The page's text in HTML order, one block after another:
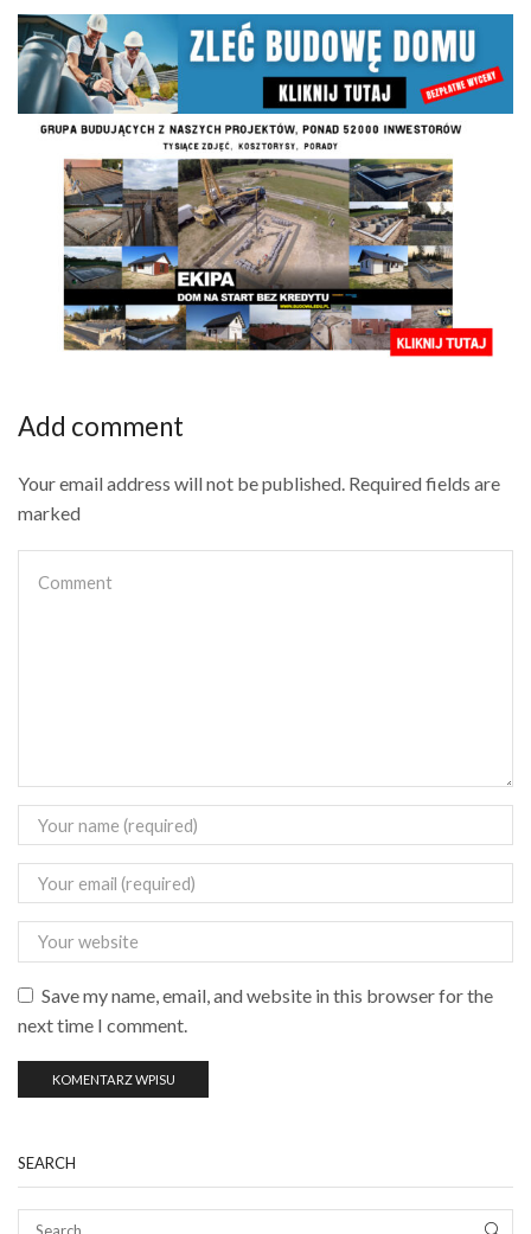
Add comment
Your email address will not be published. Required fields are
marked
Save my name, email, and website in this browser for the
next time I comment.
SEARCH